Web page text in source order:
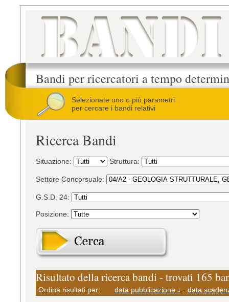
Bandi per ricercatori a tempo
Selezionate uno o più parametri
per cercare i bandi relativi
Ricerca Bandi
Situazione: Struttura:
Settore Concorsuale:
G.S.D. 24:
Posizione:
Risultato della ricerca bandi - trovati 165
Ordina risultati per: data pubblicazione ↓ - data